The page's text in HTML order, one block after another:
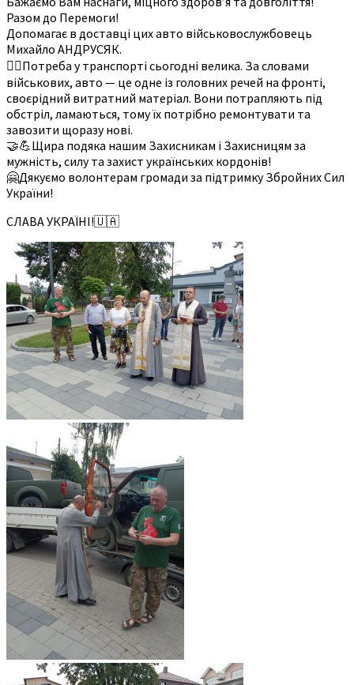
Разом до Перемоги!
Допомагає в доставці цих авто військовослужбовець
Михайло АНДРУСЯК.
☝🏻Потреба у транспорті сьогодні велика. За словами
військових, авто — це одне із головних речей на фронті,
своєрідний витратний матеріал. Вони потрапляють під
обстріл, ламаються, тому їх потрібно ремонтувати та
завозити щоразу нові.
🤝💪Щира подяка нашим Захисникам і Захисницям за
мужність, силу та захист українських кордонів!
🤗Дякуємо волонтерам громади за підтримку Збройних Сил
України!
СЛАВА УКРАЇНІ!🇺🇦